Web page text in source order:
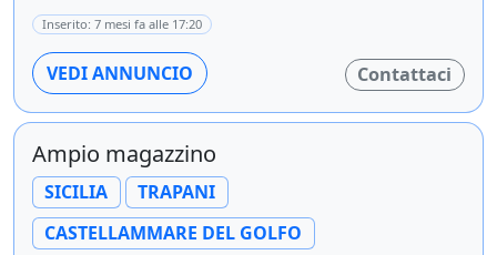
Inserito: 7 mesi fa alle 17:20
VEDI ANNUNCIO Contattaci
Ampio magazzino
SICILIA
TRAPANI
CASTELLAMMARE DEL GOLFO